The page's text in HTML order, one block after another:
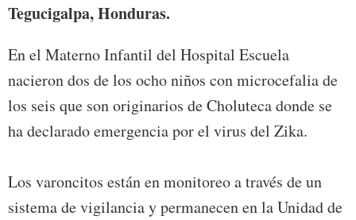
Tegucigalpa, Honduras.
En el Materno Infantil del Hospital Escuela
nacieron dos de los ocho niños con microcefalia de
los seis que son originarios de Choluteca donde se
ha declarado emergencia por el virus del Zika.
Los varoncitos están en monitoreo a través de un
sistema de vigilancia y permanecen en la Unidad de